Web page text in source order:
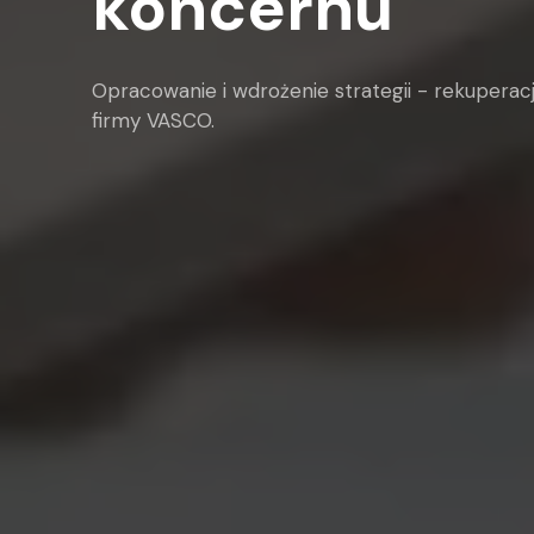
Opracowanie i wdrożenie strategii -
firmy VASCO.